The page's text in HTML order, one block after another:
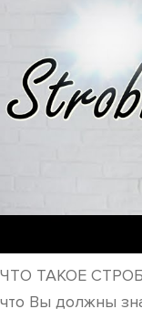
ЧТО ТАКОЕ
что Вы должны